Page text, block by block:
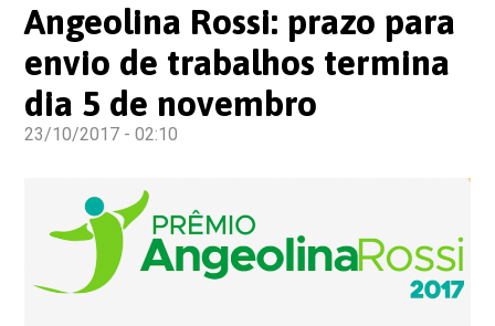
Angeolina Rossi: prazo para
envio de trabalhos termina
dia 5 de novembro
23/10/2017 - 02:10